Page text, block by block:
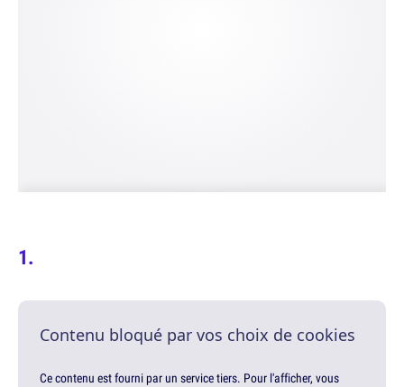
Contenu bloqué par vos choix de cookies
Ce contenu est fourni par un service tiers. Pour l'afficher, vous